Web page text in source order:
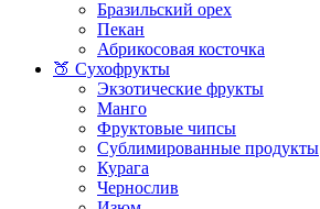
Бразильский орех
Пекан
Абрикосовая косточка
🍑 Сухофрукты
Экзотические фрукты
Манго
Фруктовые чипсы
Сублимированные продукты
Курага
Чернослив